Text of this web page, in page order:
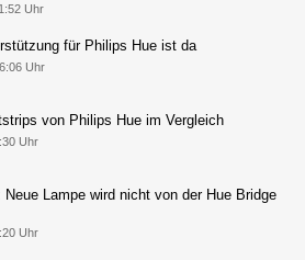
Uhr
für Philips Hue ist da
Uhr
von Philips Hue im Vergleich
Uhr
Neue Lampe wird nicht von der Hue Bridge
Uhr